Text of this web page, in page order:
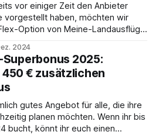
vor einiger Zeit den Anbieter
vorgestellt haben, möchten wir
Option von Meine-Landausflüge
entspannter macht. Du kennst
nicht? In diesem Artikel haben
2024
Superbonus 2025:
€ zusätzlichen
gutes Angebot für alle, die ihre
planen möchten. Wenn ihr bis
bucht, könnt ihr euch einen